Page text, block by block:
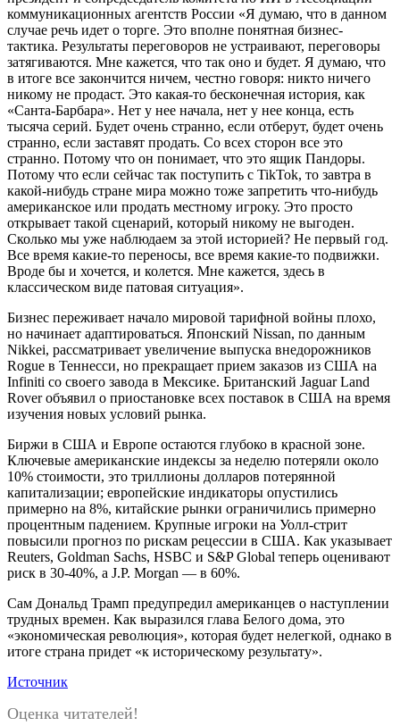
коммуникационных агентств России «Я думаю, что в данном
случае речь идет о торге. Это вполне понятная бизнес-
тактика. Результаты переговоров не устраивают, переговоры
затягиваются. Мне кажется, что так оно и будет. Я думаю, что
в итоге все закончится ничем, честно говоря: никто ничего
никому не продаст. Это какая-то бесконечная история, как
«Санта-Барбара». Нет у нее начала, нет у нее конца, есть
тысяча серий. Будет очень странно, если отберут, будет очень
странно, если заставят продать. Со всех сторон все это
странно. Потому что он понимает, что это ящик Пандоры.
Потому что если сейчас так поступить с TikTok, то завтра в
какой-нибудь стране мира можно тоже запретить что-нибудь
американское или продать местному игроку. Это просто
открывает такой сценарий, который никому не выгоден.
Сколько мы уже наблюдаем за этой историей? Не первый год.
Все время какие-то переносы, все время какие-то подвижки.
Вроде бы и хочется, и колется. Мне кажется, здесь в
классическом виде патовая ситуация».
Бизнес переживает начало мировой тарифной войны плохо,
но начинает адаптироваться. Японский Nissan, по данным
Nikkei, рассматривает увеличение выпуска внедорожников
Rogue в Теннесси, но прекращает прием заказов из США на
Infiniti со своего завода в Мексике. Британский Jaguar Land
Rover объявил о приостановке всех поставок в США на время
изучения новых условий рынка.
Биржи в США и Европе остаются глубоко в красной зоне.
Ключевые американские индексы за неделю потеряли около
10% стоимости, это триллионы долларов потерянной
капитализации; европейские индикаторы опустились
примерно на 8%, китайские рынки ограничились примерно
процентным падением. Крупные игроки на Уолл-стрит
повысили прогноз по рискам рецессии в США. Как указывает
Reuters, Goldman Sachs, HSBC и S&P Global теперь оценивают
риск в 30-40%, а J.P. Morgan — в 60%.
Сам Дональд Трамп предупредил американцев о наступлении
трудных времен. Как выразился глава Белого дома, это
«экономическая революция», которая будет нелегкой, однако в
итоге страна придет «к историческому результату».
Источник
Оценка читателей!